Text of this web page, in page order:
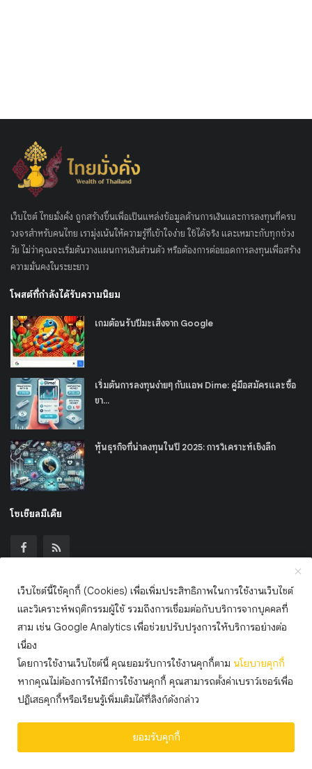
เว็บไซต์ ไทยมั่งคั่ง ถูกสร้างขึ้นเพื่อเป็นแหล่งข้อมูลด้านการเงินและการลงทุนที่ครบ
วงจรสำหรับคนไทย เรามุ่งเน้นให้ความรู้ที่เข้าใจง่าย ใช้ได้จริง และเหมาะกับทุกช่วง
วัย ไม่ว่าคุณจะเริ่มต้นวางแผนการเงินส่วนตัว หรือต้องการต่อยอดการลงทุนเพื่อสร้าง
ความมั่นคงในระยะยาว
โพสต์ที่กำลังได้รับความนิยม
เกมต้อนรับปีมะเส็งจาก Google
เริ่มต้นการลงทุนง่ายๆ กับแอพ Dime: คู่มือสมัครและซื้อ
ขา...
หุ้นธุรกิจที่น่าลงทุนในปี 2025: การวิเคราะห์เชิงลึก
โซเชียลมีเดีย
เข้าร่วมจดหมายข่าวของเรา
สมัครสมาชิก
สงวนลิขสิทธิ์ © 2568 ไทยมั่งคั่งดอทคอม
ข้อกำหนดและเงื่อนไข นโยบายคุกกี้ (Cookie Policy) แลกลิ้ง
เว็บไซต์นี้ใช้คุกกี้ (Cookies) เพื่อเพิ่มประสิทธิภาพในการใช้งานเว็บไซต์
และวิเคราะห์พฤติกรรมผู้ใช้ รวมถึงการเชื่อมต่อกับบริการจากบุคคลที่
สาม เช่น Google Analytics เพื่อช่วยปรับปรุงการให้บริการอย่างต่อ
เนื่อง
โดยการใช้งานเว็บไซต์นี้ คุณยอมรับการใช้งานคุกกี้ตาม นโยบายคุกกี้
หากคุณไม่ต้องการให้มีการใช้งานคุกกี้ คุณสามารถตั้งค่าเบราว์เซอร์เพื่อ
ปฏิเสธคุกกี้หรือเรียนรู้เพิ่มเติมได้ที่ลิงก์ดังกล่าว
ยอมรับคุกกี้